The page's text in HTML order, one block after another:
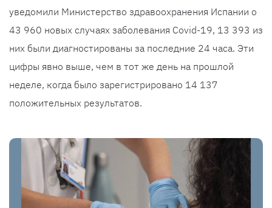
уведомили Министерство здравоохранения Испании о
43 960 новых случаях заболевания Covid-19, 13 393 из
них были диагностированы за последние 24 часа. Эти
цифры явно выше, чем в тот же день на прошлой
неделе, когда было зарегистрировано 14 137
положительных результатов.